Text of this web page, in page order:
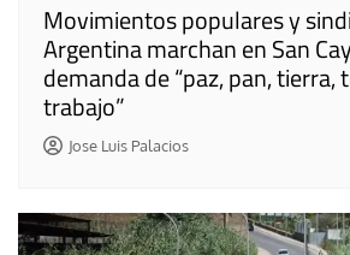
Movimientos populares y
Argentina marchan en San
demanda de “paz, pan, tierra,
trabajo”
Jose Luis Palacios